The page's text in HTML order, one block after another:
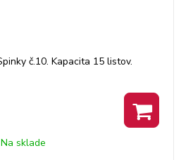
č.10. Kapacita 15 listov.
Na sklade